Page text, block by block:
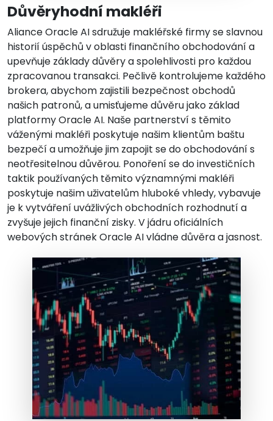
Důvěryhodní makléři
Aliance Oracle AI sdružuje makléřské firmy se slavnou
historií úspěchů v oblasti finančního obchodování a
upevňuje základy důvěry a spolehlivosti pro každou
zpracovanou transakci. Pečlivě kontrolujeme každého
brokera, abychom zajistili bezpečnost obchodů
našich patronů, a umisťujeme důvěru jako základ
platformy Oracle AI. Naše partnerství s těmito
váženými makléři poskytuje našim klientům baštu
bezpečí a umožňuje jim zapojit se do obchodování s
neotřesitelnou důvěrou. Ponoření se do investičních
taktik používaných těmito významnými makléři
poskytuje našim uživatelům hluboké vhledy, vybavuje
je k vytváření uvážlivých obchodních rozhodnutí a
zvyšuje jejich finanční zisky. V jádru oficiálních
webových stránek Oracle AI vládne důvěra a jasnost.